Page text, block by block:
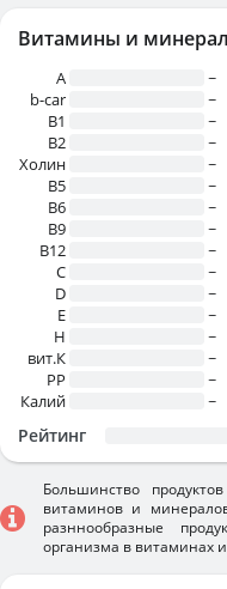
Витамины и
A
~
b-car
~
В1
~
B2
~
Холин
~
B5
~
B6
~
B9
~
B12
~
C
~
D
~
E
~
H
~
вит.К
~
PP
~
Калий
~
Рейтинг
Большинство
витаминов и
разннообразные
организма в витаминах